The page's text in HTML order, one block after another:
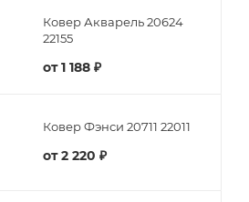
Ковер Акварель 20624
22155
от1 188 ₽
Ковер Фэнси 20711 22011
от2 220 ₽